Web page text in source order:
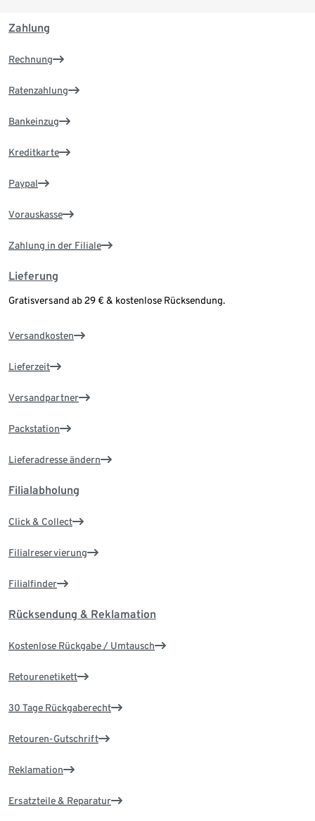
Zahlung
Rechnung
Ratenzahlung
Bankeinzug
Kreditkarte
Paypal
Vorauskasse
Zahlung in der Filiale
Lieferung
Gratisversand ab 29 € & kostenlose Rücksendung.
Versandkosten
Lieferzeit
Versandpartner
Packstation
Lieferadresse ändern
Filialabholung
Click & Collect
Filialreservierung
Filialfinder
Rücksendung & Reklamation
Kostenlose Rückgabe / Umtausch
Retourenetikett
30 Tage Rückgaberecht
Retouren-Gutschrift
Reklamation
Ersatzteile & Reparatur